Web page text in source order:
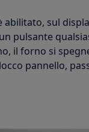
sul
pulsante
il forno si
pannello,